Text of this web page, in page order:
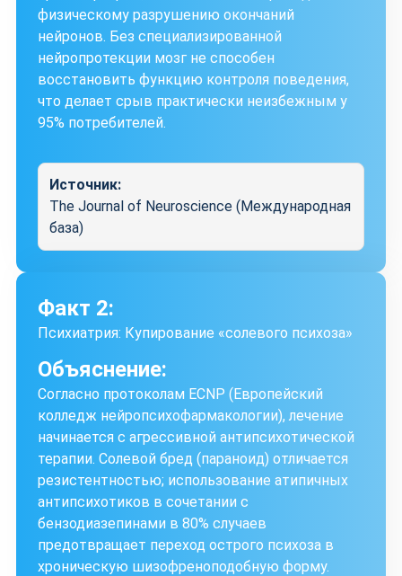
физическому разрушению окончаний
нейронов. Без специализированной
нейропротекции мозг не способен
восстановить функцию контроля поведения,
что делает срыв практически неизбежным у
95% потребителей.
Источник:
The Journal of Neuroscience (Международная
база)
Факт 2:
Психиатрия: Купирование «солевого психоза»
Объяснение:
Согласно протоколам ECNP (Европейский
колледж нейропсихофармакологии), лечение
начинается с агрессивной антипсихотической
терапии. Солевой бред (параноид) отличается
резистентностью; использование атипичных
антипсихотиков в сочетании с
бензодиазепинами в 80% случаев
предотвращает переход острого психоза в
хроническую шизофреноподобную форму.